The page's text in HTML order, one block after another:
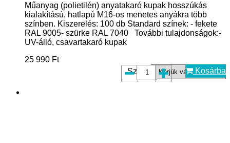
Műanyag (polietilén) anyatakaró kupak hosszúkás
kialakítású, hatlapú M16-os menetes anyákra több
színben. Kiszerelés: 100 db Standard színek: - fekete
RAL 9005- szürke RAL 7040 További tulajdonságok:-
UV-álló, csavartakaró kupak
25 990 Ft
Szín*:
Kosárba